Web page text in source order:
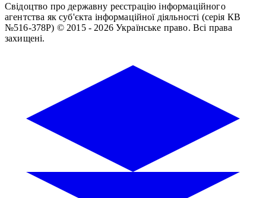
Свідоцтво про державну реєстрацію інформаційного
агентства як суб'єкта інформаційної діяльності (серія КВ
№516-378Р) © 2015 - 2026 Українське право. Всі права
захищені.